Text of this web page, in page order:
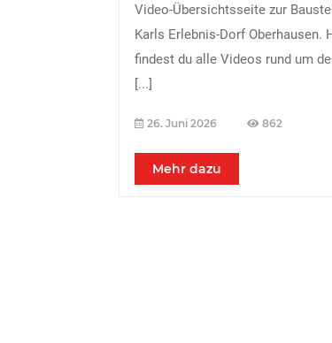
Video-Übersichtsseite zur
Karls Erlebnis-Dorf Oberhausen.
findest du alle Videos rund um
[...]
26. Juni 2026 862
Mehr dazu